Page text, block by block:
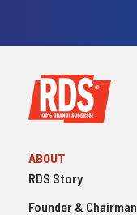
ABOUT
RDS Story
Founder & Chairman